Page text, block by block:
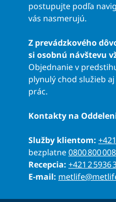
postupujte podľa
vás nasmerujú.
Z prevádzkového
si osobnú návštevu
Objednanie v
plynulý chod služieb
prác.
Kontakty na
Služby klientom:
bezplatne0800 800 008
Recepcia: +421 2 5936
E-mail: